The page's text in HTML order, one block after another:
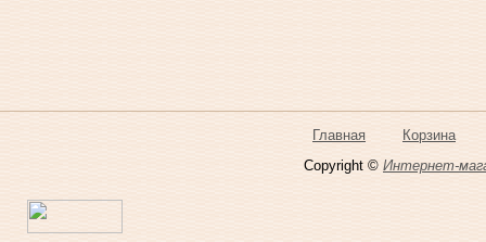
Главная
Корзина
Copyright © Интернет-